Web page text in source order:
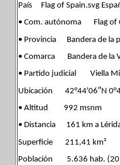
País Flag of Spain.svg
• Com. autónoma Flag of
• Provincia Bandera de la
• Comarca Bandera de la
• Partido judicial Viella
Ubicación 42°44′06″N
• Altitud 992 msnm
• Distancia 161 km a
Superficie 211,41 km²
Población 5.636 hab.